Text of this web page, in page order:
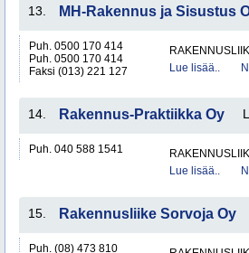
13. MH-Rakennus ja Sisustus
Puh. 0500 170 414
Puh. 0500 170 414
Faksi (013) 221 127
Lue lisää..
14. Rakennus-Praktiikka Oy
Puh. 040 588 1541
Lue lisää..
15. Rakennusliike Sorvoja Oy
Puh. (08) 473 810